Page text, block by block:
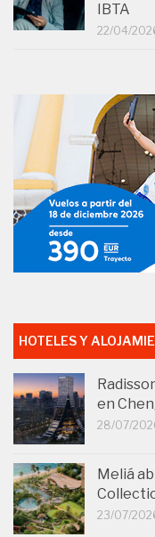
IBTA
22/04/
HOTELES Y
en
28/07/
Meliá
23/07/